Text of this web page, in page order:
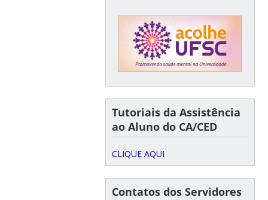
Tutoriais da Assistência
ao Aluno do CA/CED
CLIQUE AQUI
Contatos dos Servidores